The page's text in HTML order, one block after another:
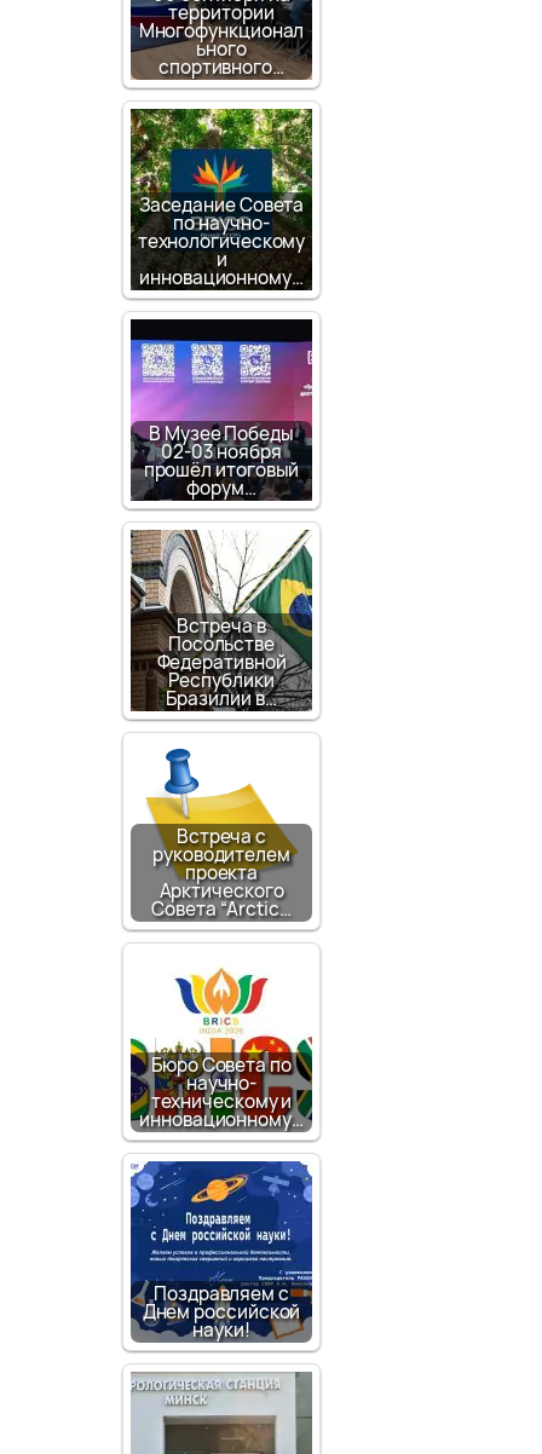
территории
Многофункционал
ьного
спортивного…
Заседание Совета
по научно-
технологическому
и
инновационному…
В Музее Победы
02-03 ноября
прошёл итоговый
форум…
Встреча в
Посольстве
Федеративной
Республики
Бразилии в…
Встреча с
руководителем
проекта
Арктического
Совета “Arctic…
Бюро Совета по
научно-
техническому и
инновационному…
Поздравляем с
Днем российской
науки!